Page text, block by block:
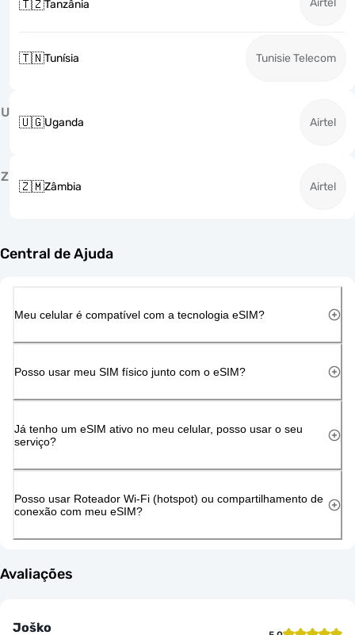
🇹🇿Tanzânia Airtel
🇹🇳Tunísia Tunisie Telecom
U
🇺🇬Uganda Airtel
Z
🇿🇲Zâmbia Airtel
Central de Ajuda
Meu celular é compatível com a tecnologia eSIM?
Posso usar meu SIM físico junto com o eSIM?
Já tenho um eSIM ativo no meu celular, posso usar o seu
serviço?
Posso usar Roteador Wi-Fi (hotspot) ou compartilhamento de
conexão com meu eSIM?
Avaliações
Joško